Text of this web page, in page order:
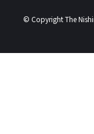
© Copyright The